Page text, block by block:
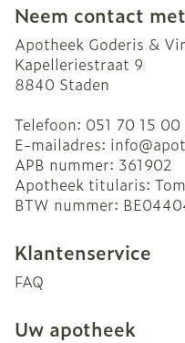
Neem contact
Apotheek Goderis &
Kapelleriestraat 9
8840 Staden
Telefoon: 051 70 15 00
E-mailadres: info@
APB nummer: 361902
Apotheek titularis:
BTW nummer:
Klantenservice
FAQ
Uw apotheek